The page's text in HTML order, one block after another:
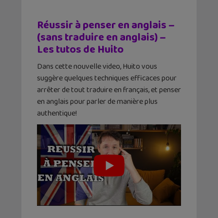
Réussir à penser en anglais –
(sans traduire en anglais) –
Les tutos de Huito
Dans cette nouvelle video, Huito vous
suggère quelques techniques efficaces pour
arrêter de tout traduire en français, et penser
en anglais pour parler de manière plus
authentique!